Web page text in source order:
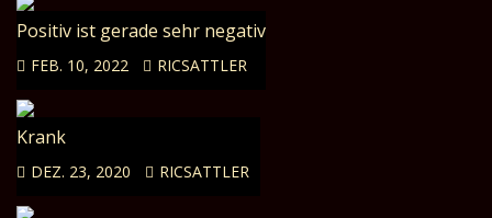
Positiv ist gerade sehr negativ
FEB. 10, 2022 RICSATTLER
Krank
DEZ. 23, 2020 RICSATTLER